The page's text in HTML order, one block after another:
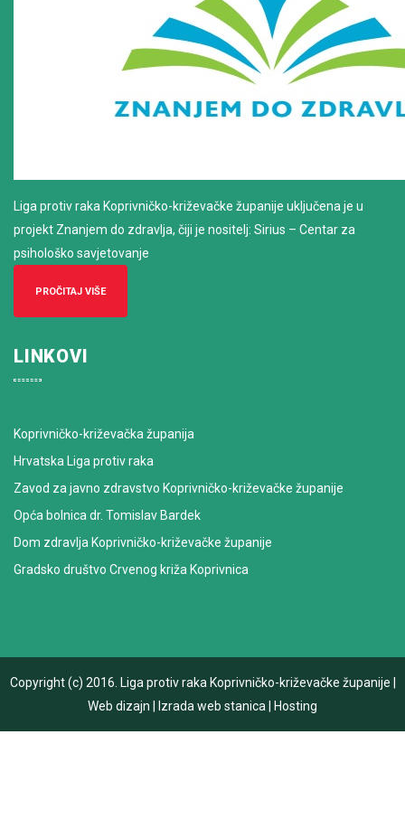
Liga protiv raka Koprivničko-križevačke županije uključena je u
projekt Znanjem do zdravlja, čiji je nositelj: Sirius – Centar za
psihološko savjetovanje
PROČITAJ VIŠE
LINKOVI
Koprivničko-križevačka županija
Hrvatska Liga protiv raka
Zavod za javno zdravstvo Koprivničko-križevačke županije
Opća bolnica dr. Tomislav Bardek
Dom zdravlja Koprivničko-križevačke županije
Gradsko društvo Crvenog križa Koprivnica
Copyright (c) 2016. Liga protiv raka Koprivničko-križevačke županije
Web dizajn
Izrada web stanica Hosting